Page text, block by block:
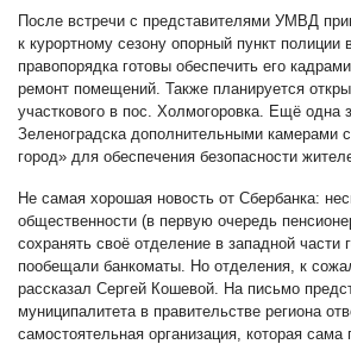
После встречи с представителями УМВД
к курортному сезону опорный пункт полиции
правопорядка готовы обеспечить его
ремонт помещений. Также планируется
участкового в пос. Холмогоровка. Ещё одна
Зеленоградска дополнительными камерами
город» для обеспечения безопасности
Не самая хорошая новость от Сбербанка:
общественности (в первую очередь
сохранять своё отделение в западной части
пообещали банкоматы. Но отделения, к
рассказал Сергей Кошевой. На письмо
муниципалитета в правительстве региона
самостоятельная организация, которая